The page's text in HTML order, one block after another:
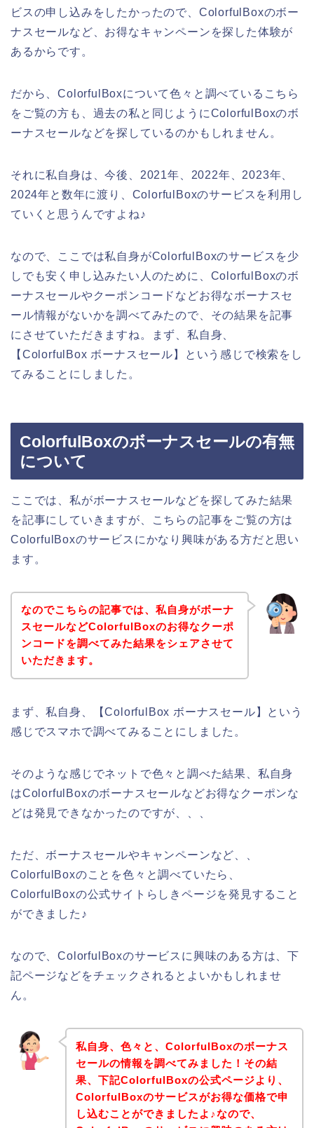
ビスの申し込みをしたかったので、ColorfulBoxのボー
ナスセールなど、お得なキャンペーンを探した体験が
あるからです。
だから、ColorfulBoxについて色々と調べているこちら
をご覧の方も、過去の私と同じようにColorfulBoxのボ
ーナスセールなどを探しているのかもしれません。
それに私自身は、今後、2021年、2022年、2023年、
2024年と数年に渡り、ColorfulBoxのサービスを利用し
ていくと思うんですよね♪
なので、ここでは私自身がColorfulBoxのサービスを少
しでも安く申し込みたい人のために、ColorfulBoxのボ
ーナスセールやクーポンコードなどお得なボーナスセ
ール情報がないかを調べてみたので、その結果を記事
にさせていただきますね。まず、私自身、
【ColorfulBox ボーナスセール】という感じで検索をし
てみることにしました。
ColorfulBoxのボーナスセールの有無
について
ここでは、私がボーナスセールなどを探してみた結果
を記事にしていきますが、こちらの記事をご覧の方は
ColorfulBoxのサービスにかなり興味がある方だと思い
ます。
なのでこちらの記事では、私自身がボーナ
スセールなどColorfulBoxのお得なクーポ
ンコードを調べてみた結果をシェアさせて
いただきます。
まず、私自身、【ColorfulBox ボーナスセール】という
感じでスマホで調べてみることにしました。
そのような感じでネットで色々と調べた結果、私自身
はColorfulBoxのボーナスセールなどお得なクーポンな
どは発見できなかったのですが、、、
ただ、ボーナスセールやキャンペーンなど、、
ColorfulBoxのことを色々と調べていたら、
ColorfulBoxの公式サイトらしきページを発見すること
ができました♪
なので、ColorfulBoxのサービスに興味のある方は、下
記ページなどをチェックされるとよいかもしれませ
ん。
私自身、色々と、ColorfulBoxのボーナス
セールの情報を調べてみました！その結
果、下記ColorfulBoxの公式ページより、
ColorfulBoxのサービスがお得な価格で申
し込むことができましたよ♪なので、